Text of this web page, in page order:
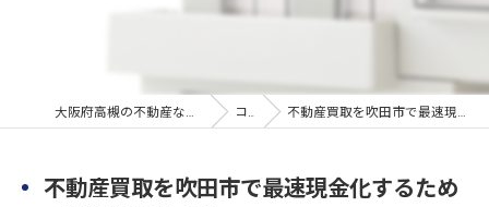
大阪府高槻の不動産なら上中ハウジング株式会社 コラム 不動産買取を吹田市で最速現金化するための高額売却ガイド
不動産買取を吹田市で最速現金化するため